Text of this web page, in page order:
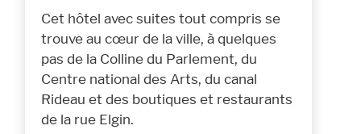
Cet hôtel avec suites tout compris se
trouve au cœur de la ville, à quelques
pas de la Colline du Parlement, du
Centre national des Arts, du canal
Rideau et des boutiques et restaurants
de la rue Elgin.